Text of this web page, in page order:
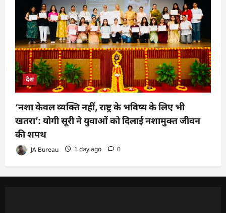
देश
‘नशा केवल व्यक्ति नहीं, राष्ट्र के भविष्य के लिए भी
खतरा’: योगी सूरी ने युवाओं को दिलाई नशामुक्त जीवन
की शपथ
JA Bureau 1 day ago 0